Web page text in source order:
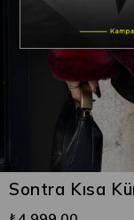
Sontra Kısa